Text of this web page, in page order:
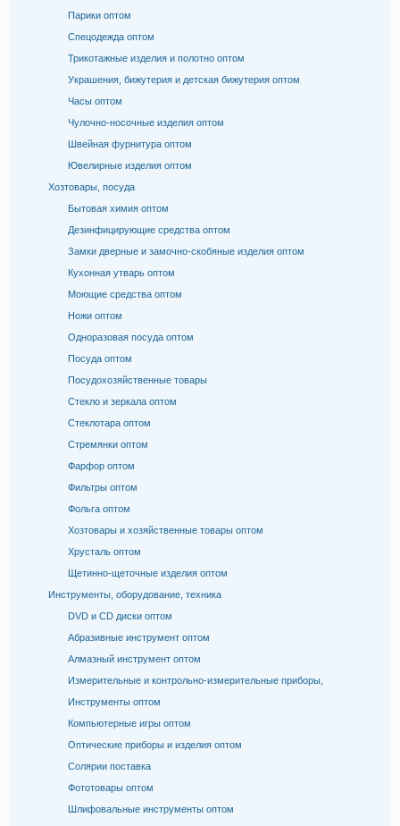
Парики оптом
Спецодежда оптом
Трикотажные изделия и полотно оптом
Украшения, бижутерия и детская бижутерия оптом
Часы оптом
Чулочно-носочные изделия оптом
Швейная фурнитура оптом
Ювелирные изделия оптом
Хозтовары, посуда
Бытовая химия оптом
Дезинфицирующие средства оптом
Замки дверные и замочно-скобяные изделия оптом
Кухонная утварь оптом
Моющие средства оптом
Ножи оптом
Одноразовая посуда оптом
Посуда оптом
Посудохозяйственные товары
Стекло и зеркала оптом
Стеклотара оптом
Стремянки оптом
Фарфор оптом
Фильтры оптом
Фольга оптом
Хозтовары и хозяйственные товары оптом
Хрусталь оптом
Щетинно-щеточные изделия оптом
Инструменты, оборудование, техника
DVD и CD диски оптом
Абразивные инструмент оптом
Алмазный инструмент оптом
Измерительные и контрольно-измерительные приборы,
Инструменты оптом
Компьютерные игры оптом
Оптические приборы и изделия оптом
Солярии поставка
Фототовары оптом
Шлифовальные инструменты оптом